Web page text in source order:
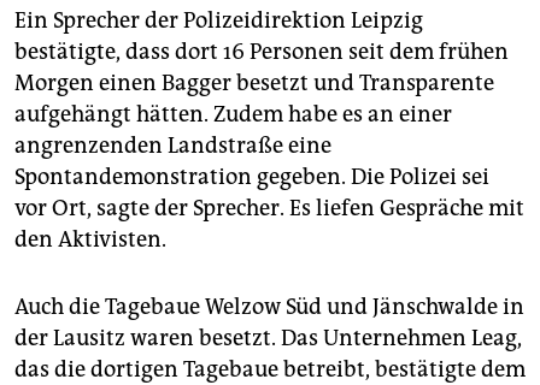
Ein Sprecher der Polizeidirektion Leipzig
bestätigte, dass dort 16 Personen seit dem frühen
Morgen einen Bagger besetzt und Transparente
aufgehängt hätten. Zudem habe es an einer
angrenzenden Landstraße eine
Spontandemonstration gegeben. Die Polizei sei
vor Ort, sagte der Sprecher. Es liefen Gespräche mit
den Aktivisten.
Auch die Tagebaue Welzow Süd und Jänschwalde in
der Lausitz waren besetzt. Das Unternehmen Leag,
das die dortigen Tagebaue betreibt, bestätigte dem